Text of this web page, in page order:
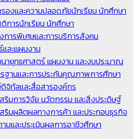
องและความปลอดภัยนักเรียน นักศึกษา
การนักเรียน นักศึกษา
การพิเศษและการบริการสังคม
ละแผนงาน
ยุทธศาสตร์ แผนงาน และงบประมาณ
ฐานและการประกันคุณภาพการศึกษา
จิทัลและสื่อสารองค์กร
ริมการวิจัย นวัตกรรม และสิ่งประดิษฐ์
ริมผลิตผลทางการค้า และประกอบธุรกิจ
มและประเมินผลการอาชีวศึกษา